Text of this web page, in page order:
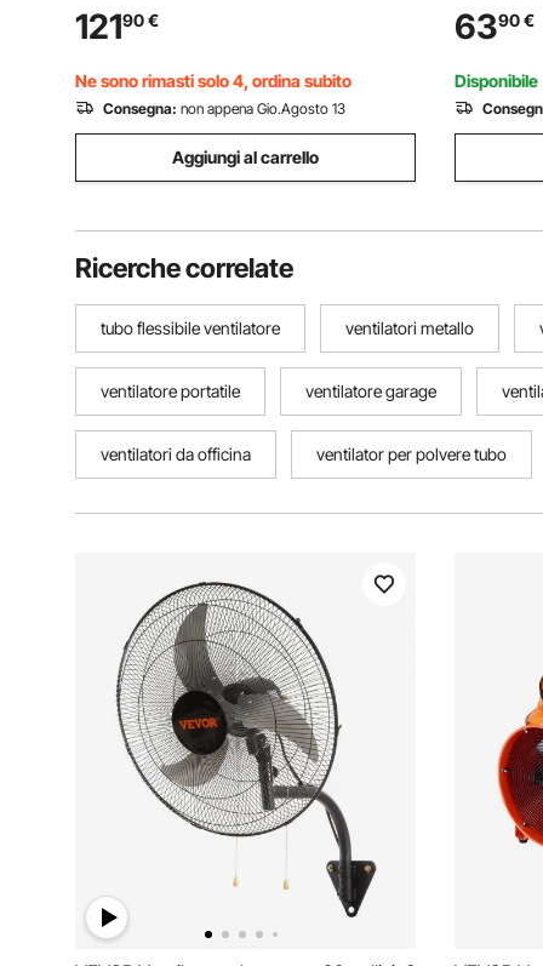
Volume d'Aria 1720 CFM Ventilatore di
Scarico per Estrarre Fumo Velocità 2830
giri/min
12190€
Ne sono rimasti solo 4, ordina subito
Consegna: non appena Gio.Agosto 13
Aggiungi al carrello
nero,
6390€
Disponibile
Ricerche correlate
tubo flessibile ventilatore ventilatori metallo
ventilatore portatile ventilatore garage
ventilatori da officina ventilator per polvere tubo